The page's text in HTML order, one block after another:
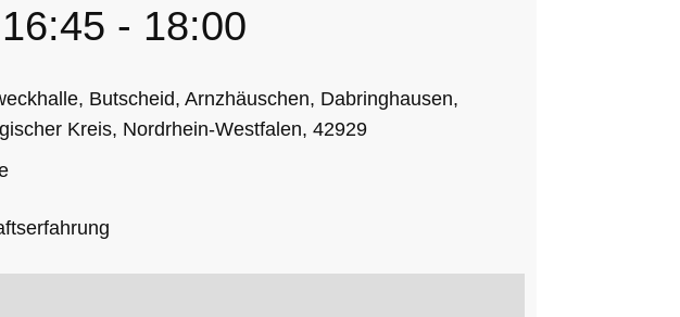
16:45 - 18:00
Butscheid, Arnzhäuschen, Dabringhausen,
Kreis, Nordrhein-Westfalen, 42929